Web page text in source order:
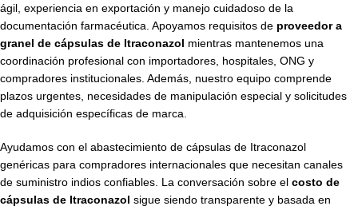
ágil, experiencia en exportación y manejo cuidadoso de la
documentación farmacéutica. Apoyamos requisitos de proveedor a
granel de cápsulas de Itraconazol mientras mantenemos una
coordinación profesional con importadores, hospitales, ONG y
compradores institucionales. Además, nuestro equipo comprende
plazos urgentes, necesidades de manipulación especial y solicitudes
de adquisición específicas de marca.
Ayudamos con el abastecimiento de cápsulas de Itraconazol
genéricas para compradores internacionales que necesitan canales
de suministro indios confiables. La conversación sobre el costo de
cápsulas de Itraconazol sigue siendo transparente y basada en